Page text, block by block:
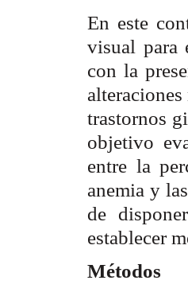
En este
visual para
con la
trastornos
objetivo
entre la
anemia y
de
establecer
Métodos